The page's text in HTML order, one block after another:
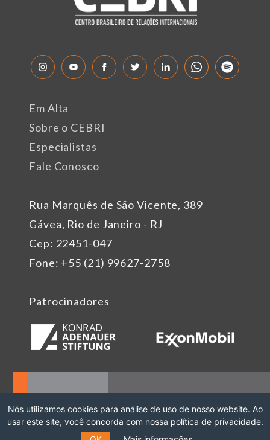
Rua Marquês de São Vicente, 389
Gávea, Rio de Janeiro - RJ
Cep: 22451-047
Fone: +55 (21) 99627-2758
Em Alta
Sobre o CEBRI
Especialistas
Fale Conosco
Patrocinadores
Nós utilizamos cookies para análise de uso de nosso website. Ao
usar este site, você concorda com nossa política de privacidade.